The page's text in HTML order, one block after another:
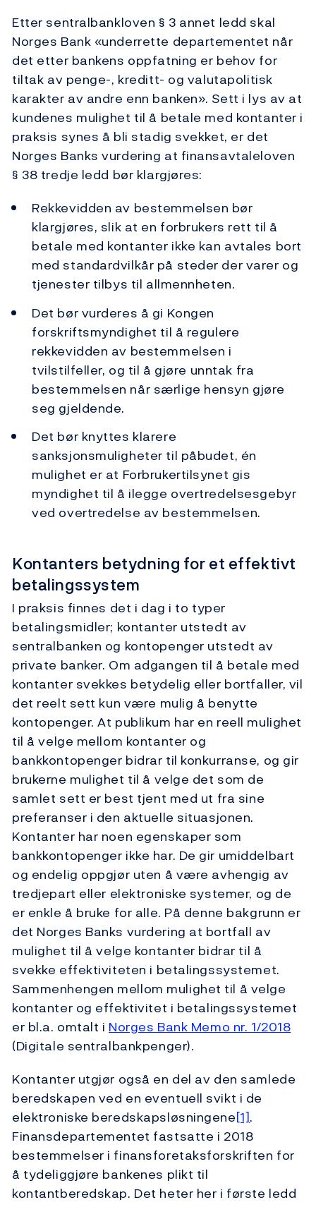
Etter sentralbankloven § 3 annet ledd skal
Norges Bank «underrette departementet når
det etter bankens oppfatning er behov for
tiltak av penge-, kreditt- og valutapolitisk
karakter av andre enn banken». Sett i lys av at
kundenes mulighet til å betale med kontanter i
praksis synes å bli stadig svekket, er det
Norges Banks vurdering at finansavtaleloven
§ 38 tredje ledd bør klargjøres:
Rekkevidden av bestemmelsen bør
klargjøres, slik at en forbrukers rett til å
betale med kontanter ikke kan avtales bort
med standardvilkår på steder der varer og
tjenester tilbys til allmennheten.
Det bør vurderes å gi Kongen
forskriftsmyndighet til å regulere
rekkevidden av bestemmelsen i
tvilstilfeller, og til å gjøre unntak fra
bestemmelsen når særlige hensyn gjøre
seg gjeldende.
Det bør knyttes klarere
sanksjonsmuligheter til påbudet, én
mulighet er at Forbrukertilsynet gis
myndighet til å ilegge overtredelsesgebyr
ved overtredelse av bestemmelsen.
Kontanters betydning for et effektivt
betalingssystem
I praksis finnes det i dag i to typer
betalingsmidler; kontanter utstedt av
sentralbanken og kontopenger utstedt av
private banker. Om adgangen til å betale med
kontanter svekkes betydelig eller bortfaller, vil
det reelt sett kun være mulig å benytte
kontopenger. At publikum har en reell mulighet
til å velge mellom kontanter og
bankkontopenger bidrar til konkurranse, og gir
brukerne mulighet til å velge det som de
samlet sett er best tjent med ut fra sine
preferanser i den aktuelle situasjonen.
Kontanter har noen egenskaper som
bankkontopenger ikke har. De gir umiddelbart
og endelig oppgjør uten å være avhengig av
tredjepart eller elektroniske systemer, og de
er enkle å bruke for alle. På denne bakgrunn er
det Norges Banks vurdering at bortfall av
mulighet til å velge kontanter bidrar til å
svekke effektiviteten i betalingssystemet.
Sammenhengen mellom mulighet til å velge
kontanter og effektivitet i betalingssystemet
er bl.a. omtalt i Norges Bank Memo nr. 1/2018
(Digitale sentralbankpenger).
Kontanter utgjør også en del av den samlede
beredskapen ved en eventuell svikt i de
elektroniske beredskapsløsningene[1].
Finansdepartementet fastsatte i 2018
bestemmelser i finansforetaksforskriften for
å tydeliggjøre bankenes plikt til
kontantberedskap. Det heter her i første ledd